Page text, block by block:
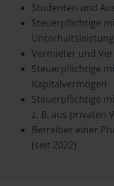
Studenten und
Steuerpflichtige
Vermieter und
Steuerpflichtige
Kapitalvermögen
Steuerpflichtige
z. B. aus privaten
Betreiber einer
(seit 2022)